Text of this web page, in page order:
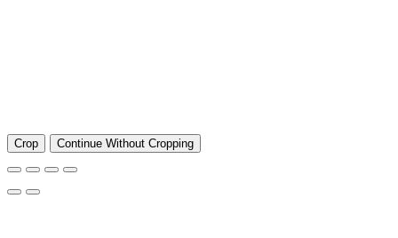
Crop Continue Without Cropping